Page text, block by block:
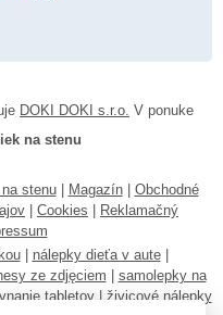
DOKI DOKI s.r.o. V ponuke
na stenu
stenu| Magazín| Obchodné
Cookies
Reklamačný
| nálepky dieťa v aute|
ze zdjęciem
samolepky na
tabletov| živicové nálepky